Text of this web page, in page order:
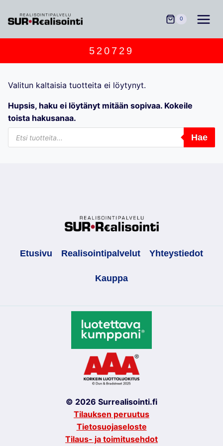
sisältöön
0
520729
Valitun kaltaisia tuotteita ei löytynyt.
Hupsis, haku ei löytänyt mitään sopivaa. Kokeile
toista hakusanaa.
Products
search
Hae
Etusivu Realisointipalvelut Yhteystiedot
Kauppa
© 2026 Surrealisointi.fi
Tilauksen peruutus
Tietosuojaseloste
Tilaus- ja toimitusehdot